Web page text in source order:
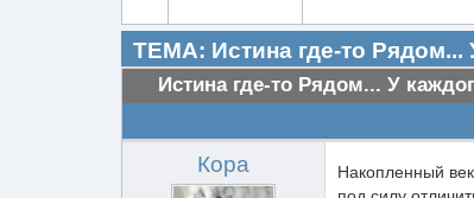
ТЕМА: Истина где-то Рядом...
Истина где-то Рядом... У
Кора
Накопленный